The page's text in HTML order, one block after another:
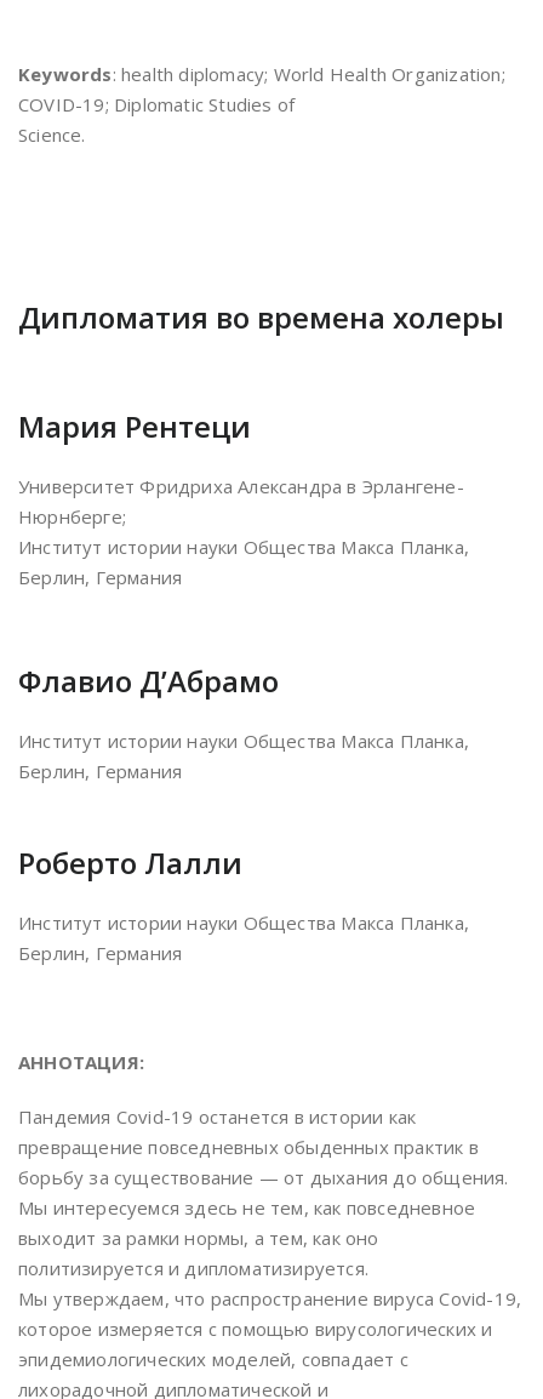
Keywords: health diplomacy; World Health Organization;
COVID-19; Diplomatic Studies of
Science.
Дипломатия во времена холеры
Мария Рентеци
Университет Фридриха Александра в Эрлангене-
Нюрнберге;
Институт истории науки Общества Макса Планка,
Берлин, Германия
Флавио Д’Абрамо
Институт истории науки Общества Макса Планка,
Берлин, Германия
Роберто Лалли
Институт истории науки Общества Макса Планка,
Берлин, Германия
АННОТАЦИЯ:
Пандемия Covid-19 останется в истории как
превращение повседневных обыденных практик в
борьбу за существование — от дыхания до общения.
Мы интересуемся здесь не тем, как повседневное
выходит за рамки нормы, а тем, как оно
политизируется и дипломатизируется.
Мы утверждаем, что распространение вируса Covid-19,
которое измеряется с помощью вирусологических и
эпидемиологических моделей, совпадает с
лихорадочной дипломатической и